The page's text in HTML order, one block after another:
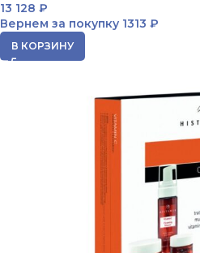
13 128 ₽
Вернем за покупку 1313 ₽
В КОРЗИНУ